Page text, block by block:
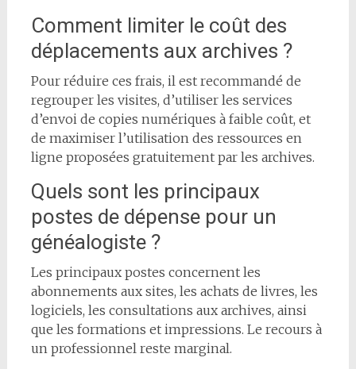
Comment limiter le coût des
déplacements aux archives ?
Pour réduire ces frais, il est recommandé de
regrouper les visites, d’utiliser les services
d’envoi de copies numériques à faible coût, et
de maximiser l’utilisation des ressources en
ligne proposées gratuitement par les archives.
Quels sont les principaux
postes de dépense pour un
généalogiste ?
Les principaux postes concernent les
abonnements aux sites, les achats de livres, les
logiciels, les consultations aux archives, ainsi
que les formations et impressions. Le recours à
un professionnel reste marginal.